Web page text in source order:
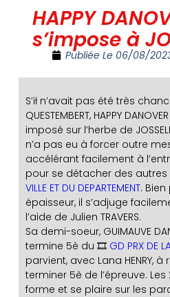
HAPPY
s’impose à
Publiée Le 06/08/
S’ił n’avait pas été très
QUESTEMBERT, HAPPY
imposé sur l’herbe de
n’a pas eu à forcer outre
accélérant facilement à
pour se détacher des
VILLE ET DU DEPARTEMENT.
épaisseur, il s’adjuge
l’aide de Julien TRAVERS.
Sa demi-soeur, GUIMAUVE
termine 5è du 🎞️ GD PRX DE
parvient, avec Lana HENRY,
terminer 5è de l’épreuve.
forme et se plaire sur les